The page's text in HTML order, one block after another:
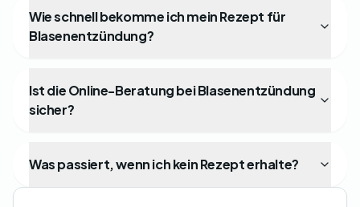
Wie schnell bekomme ich mein Rezept für
Blasenentzündung?
Ist die Online-Beratung bei Blasenentzündung
sicher?
Was passiert, wenn ich kein Rezept erhalte?